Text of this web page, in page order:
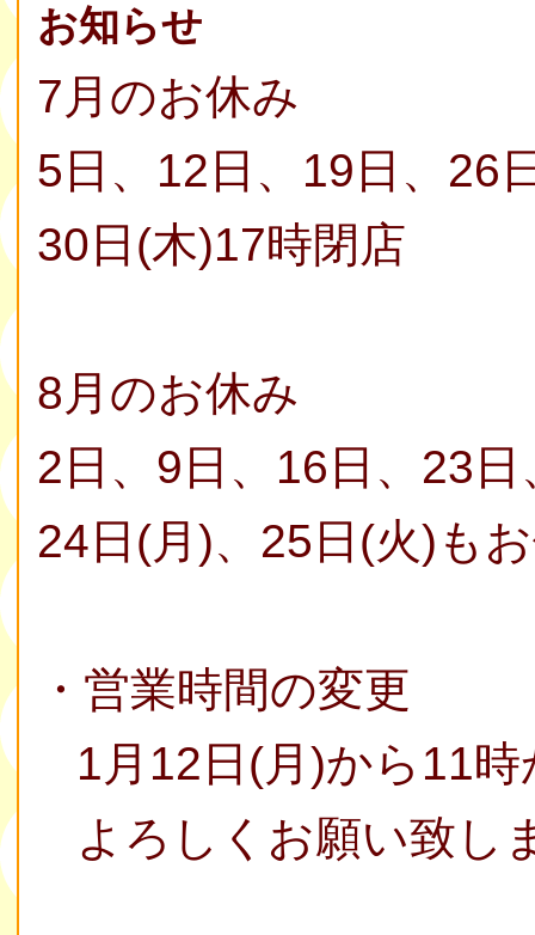
お知らせ
7月のお休み
5日、12日、19日、26
30日(木)17時閉店
8月のお休み
2日、9日、16日、23
24日(月)、25日(火)も
・営業時間の変更
1月12日(月)から11
よろしくお願い致し